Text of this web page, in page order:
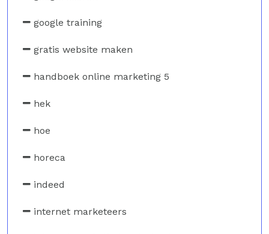
google training
gratis website maken
handboek online marketing 5
hek
hoe
horeca
indeed
internet marketeers